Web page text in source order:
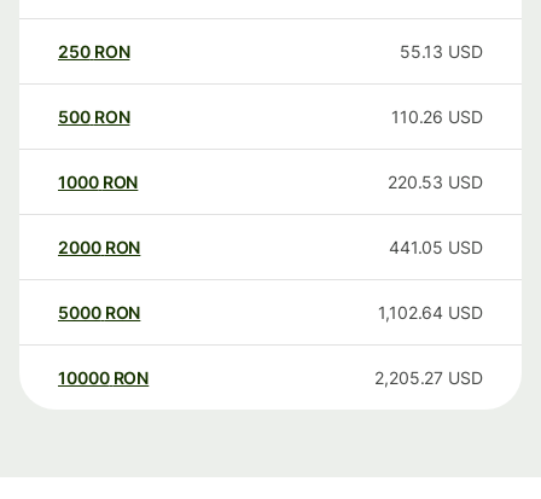
250 RON 55.13 USD
500 RON 110.26 USD
1000 RON 220.53 USD
2000 RON 441.05 USD
5000 RON 1,102.64 USD
10000 RON 2,205.27 USD